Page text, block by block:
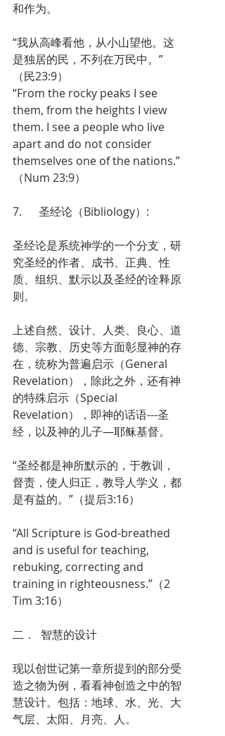
和作为。
“我从高峰看他，从小山望他。这
是独居的民，不列在万民中。”
（民23:9）
“From the rocky peaks I see
them, from the heights I view
them. I see a people who live
apart and do not consider
themselves one of the nations.”
（Num 23:9）
7.      圣经论（Bibliology）:
圣经论是系统神学的一个分支，研
究圣经的作者、成书、正典、性
质、组织、默示以及圣经的诠释原
则。
上述自然、设计、人类、良心、道
德、宗教、历史等方面彰显神的存
在，统称为普遍启示（General
Revelation），除此之外，还有神
的特殊启示（Special
Revelation），即神的话语---圣
经，以及神的儿子—耶稣基督。
“圣经都是神所默示的，于教训，
督责，使人归正，教导人学义，都
是有益的。”（提后3:16）
“All Scripture is God-breathed
and is useful for teaching,
rebuking, correcting and
training in righteousness.”（2
Tim 3:16）
二．  智慧的设计
现以创世记第一章所提到的部分受
造之物为例，看看神创造之中的智
慧设计。包括：地球、水、光、大
气层、太阳、月亮、人。